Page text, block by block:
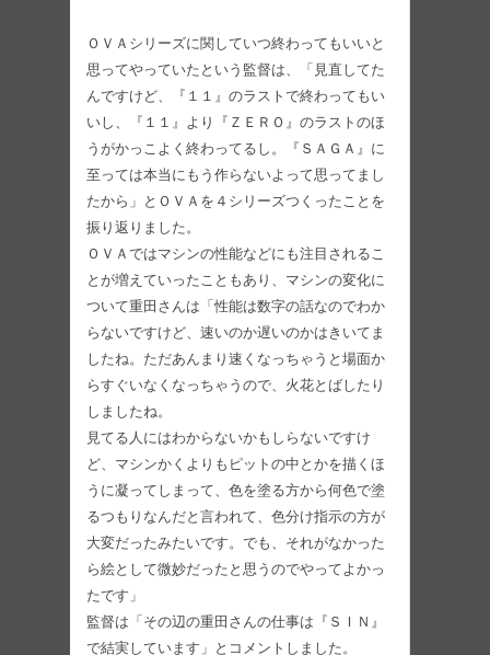
ＯＶＡシリーズに関していつ終わってもいいと
思ってやっていたという監督は、「見直してた
んですけど、『１１』のラストで終わってもい
いし、『１１』より『ＺＥＲＯ』のラストのほ
うがかっこよく終わってるし。『ＳＡＧＡ』に
至っては本当にもう作らないよって思ってまし
たから」とＯＶＡを４シリーズつくったことを
振り返りました。
ＯＶＡではマシンの性能などにも注目されるこ
とが増えていったこともあり、マシンの変化に
ついて重田さんは「性能は数字の話なのでわか
らないですけど、速いのか遅いのかはきいてま
したね。ただあんまり速くなっちゃうと場面か
らすぐいなくなっちゃうので、火花とばしたり
しましたね。
見てる人にはわからないかもしらないですけ
ど、マシンかくよりもピットの中とかを描くほ
うに凝ってしまって、色を塗る方から何色で塗
るつもりなんだと言われて、色分け指示の方が
大変だったみたいです。でも、それがなかった
ら絵として微妙だったと思うのでやってよかっ
たです」
監督は「その辺の重田さんの仕事は『ＳＩＮ』
で結実しています」とコメントしました。